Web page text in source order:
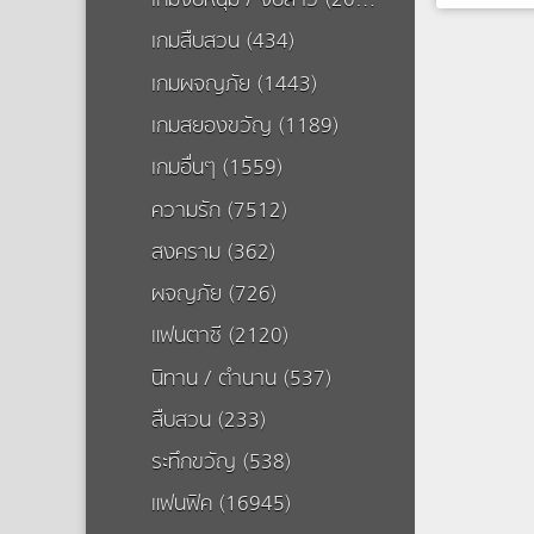
เกมสืบสวน (434)
เกมผจญภัย (1443)
เกมสยองขวัญ (1189)
เกมอื่นๆ (1559)
ความรัก (7512)
สงคราม (362)
ผจญภัย (726)
แฟนตาซี (2120)
นิทาน / ตำนาน (537)
สืบสวน (233)
ระทึกขวัญ (538)
แฟนฟิค (16945)